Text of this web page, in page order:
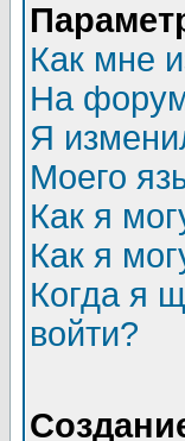
Как мне
На
Я
Моего
Как я
Как я
Когда я
войти?